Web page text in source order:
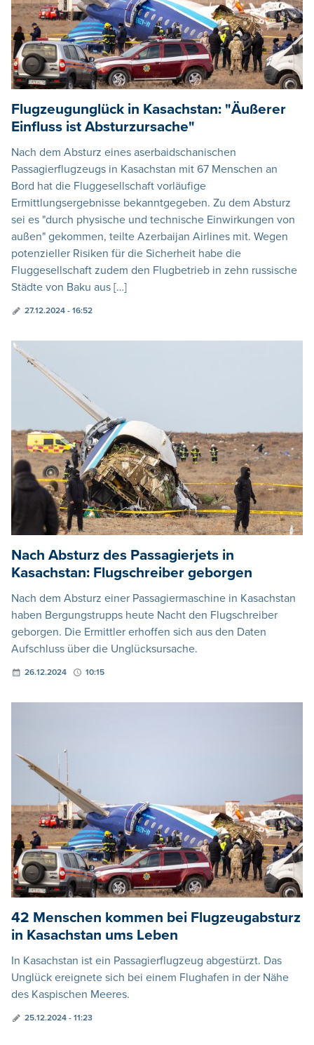
Flugzeugunglück in Kasachstan: "Äußerer
Einfluss ist Absturzursache"
Nach dem Absturz eines aserbaidschanischen
Passagierflugzeugs in Kasachstan mit 67 Menschen an
Bord hat die Fluggesellschaft vorläufige
Ermittlungsergebnisse bekanntgegeben. Zu dem Absturz
sei es "durch physische und technische Einwirkungen von
außen" gekommen, teilte Azerbaijan Airlines mit. Wegen
potenzieller Risiken für die Sicherheit habe die
Fluggesellschaft zudem den Flugbetrieb in zehn russische
Städte von Baku aus […]
27.12.2024 - 16:52
Nach Absturz des Passagierjets in
Kasachstan: Flugschreiber geborgen
Nach dem Absturz einer Passagiermaschine in Kasachstan
haben Bergungstrupps heute Nacht den Flugschreiber
geborgen. Die Ermittler erhoffen sich aus den Daten
Aufschluss über die Unglücksursache.
26.12.2024 10:15
42 Menschen kommen bei Flugzeugabsturz
in Kasachstan ums Leben
In Kasachstan ist ein Passagierflugzeug abgestürzt. Das
Unglück ereignete sich bei einem Flughafen in der Nähe
des Kaspischen Meeres.
25.12.2024 - 11:23